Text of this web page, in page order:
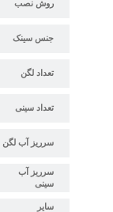
روش نصب
جنس سینک
تعداد لگن
تعداد سینی
سرریز آب لگن
سرریز آب
سینی
سایر